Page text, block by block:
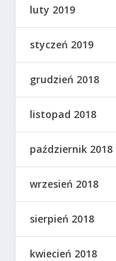
luty 2019
styczeń 2019
grudzień 2018
listopad 2018
październik 2018
wrzesień 2018
sierpień 2018
kwiecień 2018